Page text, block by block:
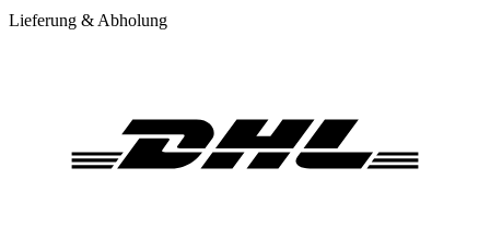
Lieferung & Abholung